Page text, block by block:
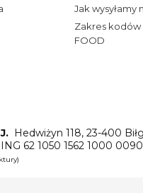
Jak wysyłamy
Zakres
FOOD
Hedwiżyn 118, 23-400
62 1050 1562 1000